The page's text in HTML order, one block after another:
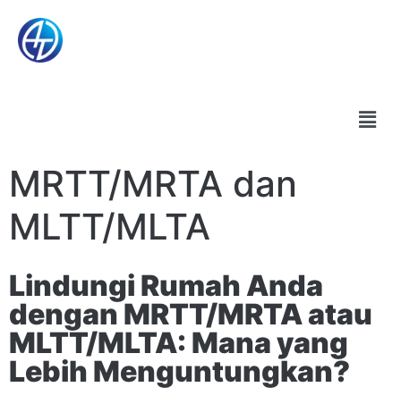
MRTT/MRTA dan
MLTT/MLTA
Lindungi Rumah Anda
dengan MRTT/MRTA atau
MLTT/MLTA: Mana yang
Lebih Menguntungkan?